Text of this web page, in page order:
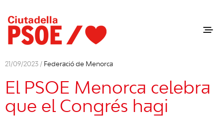
21/09/2023 / Federació de Menorca
El PSOE Menorca celebra
que el Congrés hagi